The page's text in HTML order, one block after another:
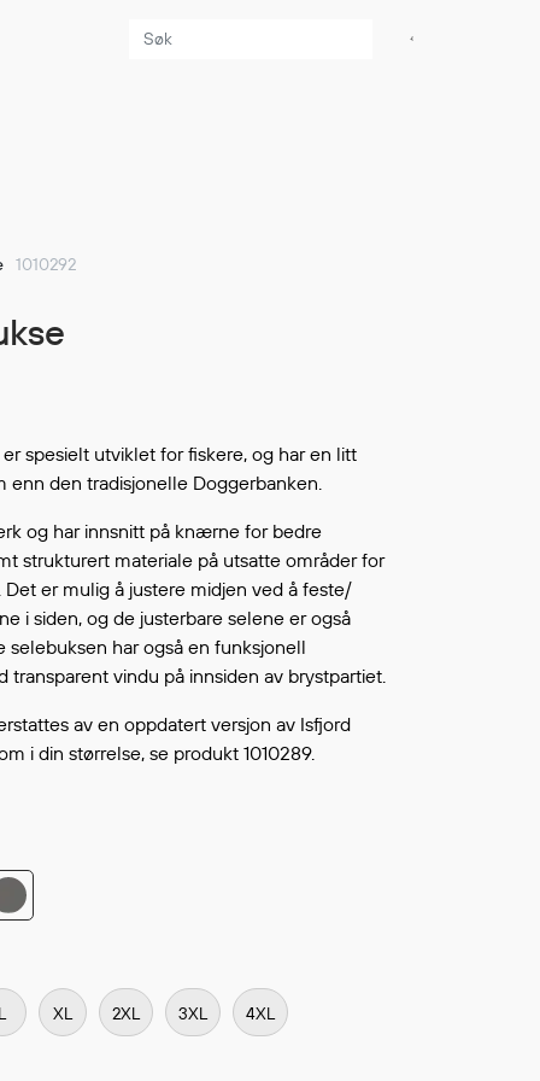
Fishing 2026
med T-skjorter og
1010292
spesielt utviklet for fiskere, og har en litt
enn den tradisjonelle Doggerbanken.
og har innsnitt på knærne for bedre
strukturert materiale på utsatte områder for
Det er mulig å justere midjen ved å feste/
i siden, og de justerbare selene er også
selebuksen har også en funksjonell
vindu på innsiden av brystpartiet.
av en oppdatert versjon av Isfjord
i din størrelse, se produkt 1010289.
XL 2XL 3XL 4XL
Fortsett å handle
ØNSKELISTEN